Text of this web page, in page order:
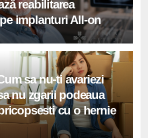
reabilitarea
implanturi All-on
sa nu-ti avariezi
nu zgarii podeaua
cu o hernie